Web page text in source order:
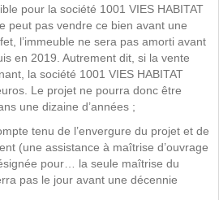
pour la société 1001 VIES HABITAT
peut pas vendre ce bien avant une
l’immeuble ne sera pas amorti avant
en 2019. Autrement dit, si la vente
la société 1001 VIES HABITAT
Le projet ne pourra donc être
une dizaine d’années ;
tenu de l’envergure du projet et de
(une assistance à maîtrise d’ouvrage
pour… la seule maîtrise du
pas le jour avant une décennie